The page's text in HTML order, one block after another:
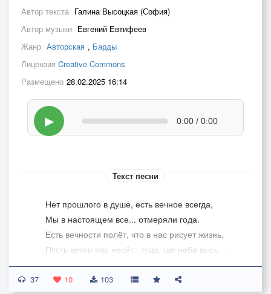
Автор текста Галина Высоцкая (София)
Автор музыки Евгений Евтифеев
Жанр Авторская , Барды
Лицензия Creative Commons
Размещено 28.02.2025 16:14
▶ 0:00 / 0:00
Текст песни
Нет прошлого в душе, есть вечное всегда,
Мы в настоящем все... отмеряли года.
Есть вечности полёт, что в нас рисует жизнь,
Пусть ветер нас несёт...туда, где неба высь...
Зачем всегда “зачем” мы меряем судьбу,
37 10 103